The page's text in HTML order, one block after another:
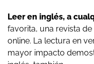
Leer en inglés, a
favorita, una revista
online. La lectura en
mayor impacto